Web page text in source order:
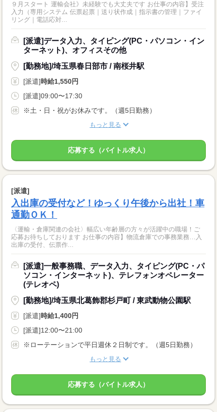
９月スタート 運輸会社》未経験でも大丈夫です お仕事の内容】受注
入力（専用システム 伝票起票｜送り状作成｜指示書の管理｜ファイ
リング｜電話応対...
[派遣]データ入力、タイピング(PC・パソコン・イン
ターネット)、オフィスその他
[勤務地]/埼玉県春日部市 / 南桜井駅
[派遣]時給1,550円
[派遣]09:00〜17:30
※土・日・祝がお休みです。（週5日勤務）
もっと見る
応募する（バイトル求人）
[派遣]
入出庫の受付など！ゆっくり午後から出社！車
通勤ＯＫ！
〈運輸・倉庫関連の会社〉幅広い年齢層の方々が活躍中の職場！ご
応募お待ちしております お仕事の内容】物流倉庫での事務業務…入
出庫の受付、伝票作...
[派遣]一般事務職、データ入力、タイピング(PC・パ
ソコン・インターネット)、テレフォンオペレーター
(テレオペ)
[勤務地]/埼玉県北葛飾郡杉戸町 / 東武動物公園駅
[派遣]時給1,400円
[派遣]12:00〜21:00
※ローテーションで平日週休２日制です。（週5日勤務）
もっと見る
応募する（バイトル求人）